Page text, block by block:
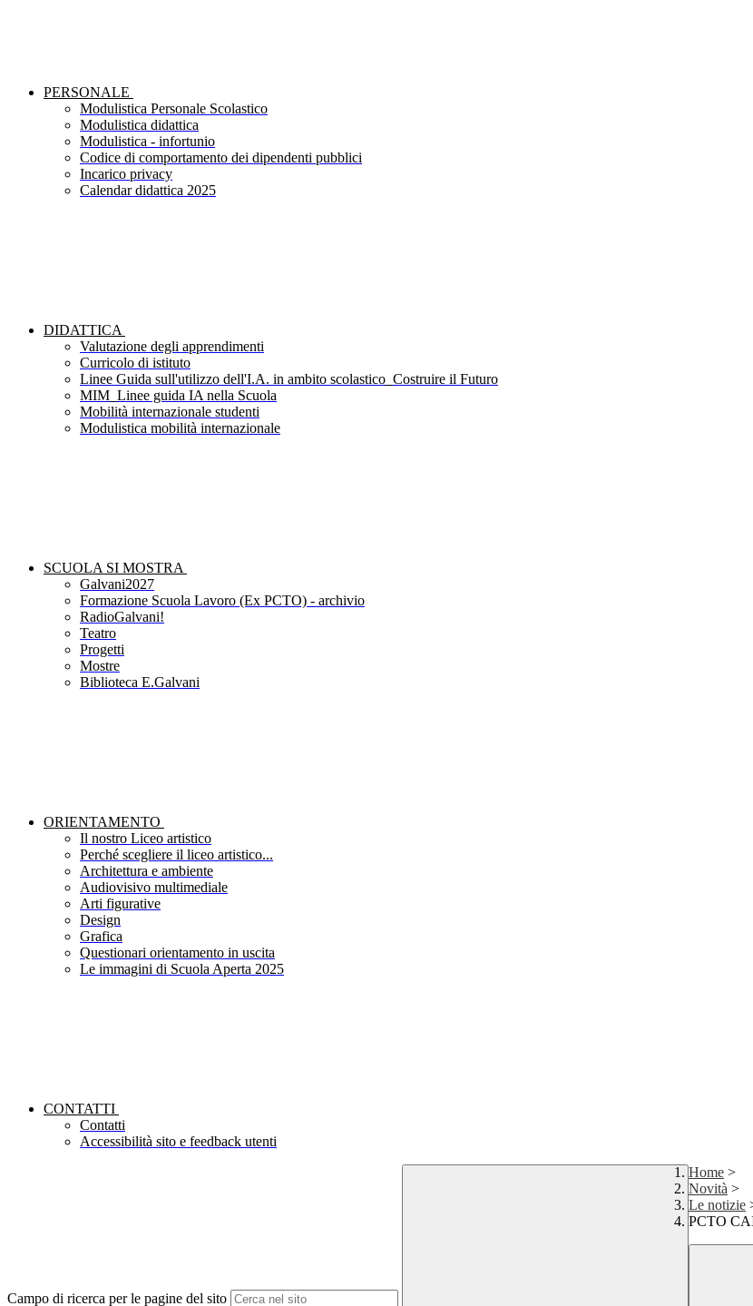
PERSONALE
Modulistica Personale Scolastico
Modulistica didattica
Modulistica - infortunio
Codice di comportamento dei dipendenti pubblici
Incarico privacy
Calendar didattica 2025
DIDATTICA
Valutazione degli apprendimenti
Curricolo di istituto
Linee Guida sull'utilizzo dell'I.A. in ambito scolastico_Costruire il Futuro
MIM_Linee guida IA nella Scuola
Mobilità internazionale studenti
Modulistica mobilità internazionale
SCUOLA SI MOSTRA
Galvani2027
Formazione Scuola Lavoro (Ex PCTO) - archivio
RadioGalvani!
Teatro
Progetti
Mostre
Biblioteca E.Galvani
ORIENTAMENTO
Il nostro Liceo artistico
Perché scegliere il liceo artistico...
Architettura e ambiente
Audiovisivo multimediale
Arti figurative
Design
Grafica
Questionari orientamento in uscita
Le immagini di Scuola Aperta 2025
CONTATTI
Contatti
Accessibilità sito e feedback utenti
Campo di ricerca per le pagine del sito
Home >
Novità >
Le notizie
PCTO